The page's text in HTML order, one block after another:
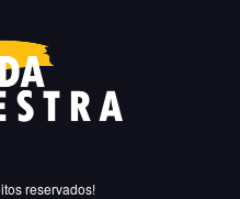
reservados!